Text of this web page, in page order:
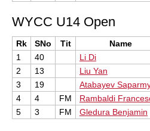
WYCC U14 Open
Rk SNo Tit Name
1
40 Li Di
2
13 Liu Yan
3
19 Atabayev
4
4 FM Rambaldi
5
3 FM Gledura Benjamin